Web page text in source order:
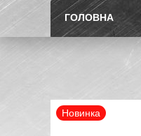
ГОЛОВНА
Новинка